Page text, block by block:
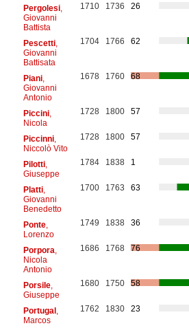
Pergolesi,
Giovanni
Battista
1710 1736 26
Pescetti,
Giovanni
Battisata
1704 1766 62
Piani,
Giovanni
Antonio
1678 1760 68
Piccini,
Nicola
1728 1800 57
Piccinni,
Niccolò Vito
1728 1800 57
Pilotti,
Giuseppe
1784 1838 1
Platti,
Giovanni
Benedetto
1700 1763 63
Ponte,
Lorenzo
1749 1838 36
Porpora
Nicola
Antonio
1686 1768 76
Porsile,
Giuseppe
1680 1750 58
Portugal,
Marcos
1762 1830 23